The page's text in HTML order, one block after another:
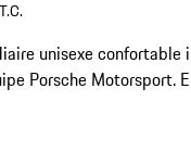
unisexe confortable
Porsche Motorsport.